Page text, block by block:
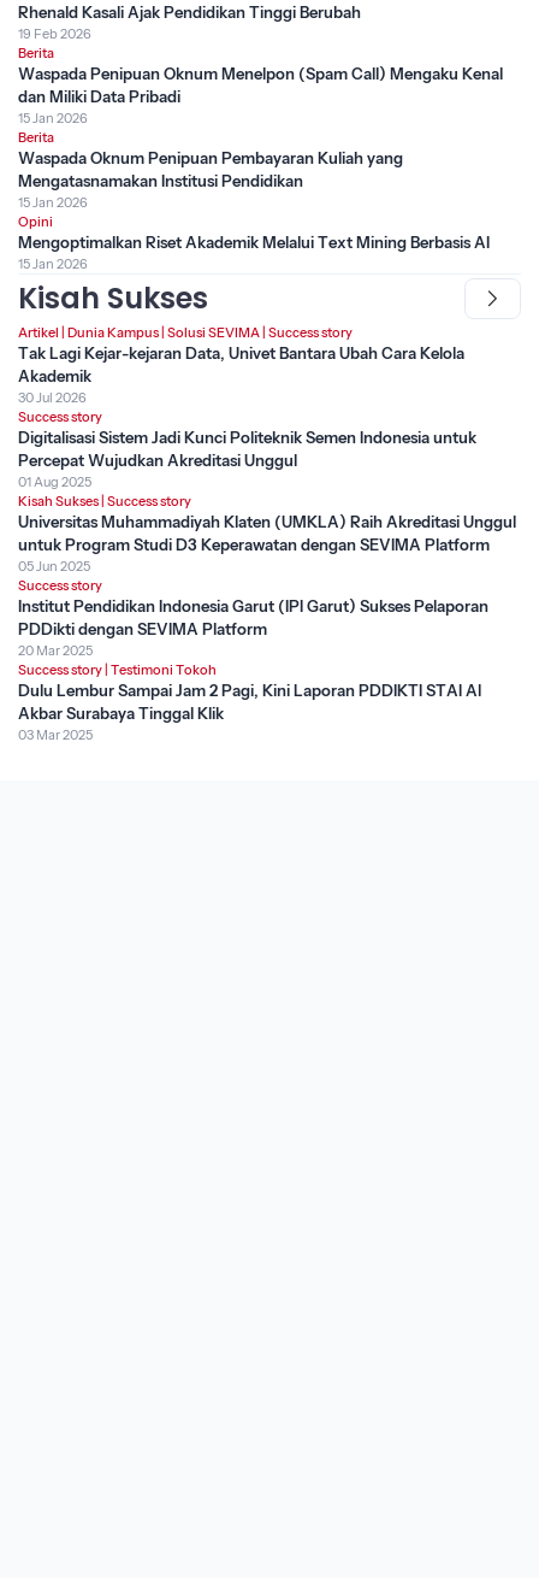
Rhenald Kasali Ajak Pendidikan Tinggi Berubah
19 Feb 2026
Berita
Waspada Penipuan Oknum Menelpon (Spam Call) Mengaku Kenal
dan Miliki Data Pribadi
15 Jan 2026
Berita
Waspada Oknum Penipuan Pembayaran Kuliah yang
Mengatasnamakan Institusi Pendidikan
15 Jan 2026
Opini
Mengoptimalkan Riset Akademik Melalui Text Mining Berbasis AI
15 Jan 2026
Kisah Sukses
Artikel | Dunia Kampus | Solusi SEVIMA | Success story
Tak Lagi Kejar-kejaran Data, Univet Bantara Ubah Cara Kelola
Akademik
30 Jul 2026
Success story
Digitalisasi Sistem Jadi Kunci Politeknik Semen Indonesia untuk
Percepat Wujudkan Akreditasi Unggul
01 Aug 2025
Kisah Sukses | Success story
Universitas Muhammadiyah Klaten (UMKLA) Raih Akreditasi Unggul
untuk Program Studi D3 Keperawatan dengan SEVIMA Platform
05 Jun 2025
Success story
Institut Pendidikan Indonesia Garut (IPI Garut) Sukses Pelaporan
PDDikti dengan SEVIMA Platform
20 Mar 2025
Success story | Testimoni Tokoh
Dulu Lembur Sampai Jam 2 Pagi, Kini Laporan PDDIKTI STAI Al
Akbar Surabaya Tinggal Klik
03 Mar 2025